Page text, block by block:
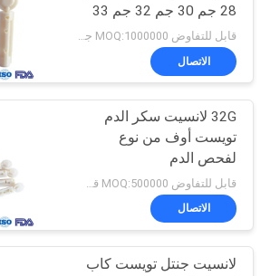
شفرة مشرط
مقياس
الدم
20
28 جم 30 جم 32 جم 33
جم
الاتصال
32G لانسيت سكر الدم
تويست أوف من نوع
لفحص الدم
الاتصال
لانسيت جنتل تويست كاب